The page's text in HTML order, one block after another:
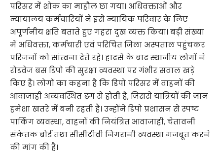
परिसर में शोक का माहौल छा गया। अधिवक्ताओं और
न्यायालय कर्मचारियों ने इसे न्यायिक परिवार के लिए
अपूर्णनीय क्षति बताते हुए गहरा दुख व्यक्त किया। बड़ी संख्या
में अधिवक्ता, कर्मचारी एवं परिचित जिला अस्पताल पहुंचकर
परिजनों को सांत्वना देते रहे। हादसे के बाद स्थानीय लोगों ने
रोडवेज बस डिपो की सुरक्षा व्यवस्था पर गंभीर सवाल खड़े
किए हैं। लोगों का कहना है कि डिपो परिसर में वाहनों की
आवाजाही अव्यवस्थित ढंग से होती है, जिससे यात्रियों की जान
हमेशा खतरे में बनी रहती है। उन्होंने डिपो प्रशासन से स्पष्ट
पार्किंग व्यवस्था, वाहनों की नियंत्रित आवाजाही, चेतावनी
संकेतक बोर्ड तथा सीसीटीवी निगरानी व्यवस्था मजबूत करने
की मांग की है।